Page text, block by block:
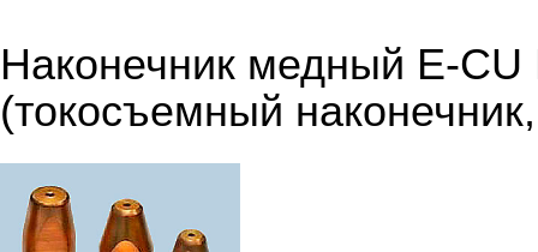
Наконечник медный E-
(токосъемный